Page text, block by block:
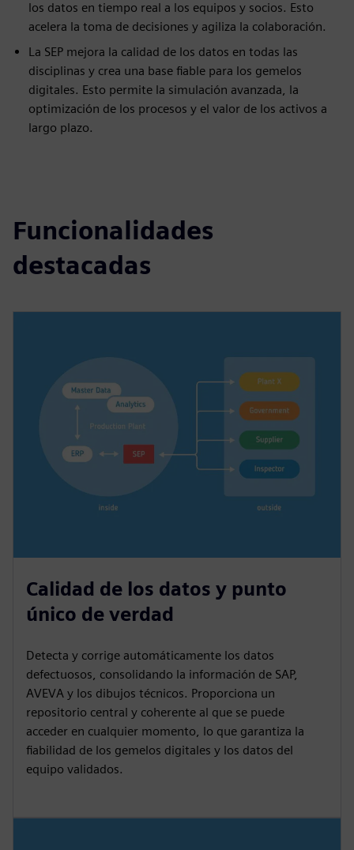
los datos en tiempo real a los equipos y socios. Esto
acelera la toma de decisiones y agiliza la colaboración.
La SEP mejora la calidad de los datos en todas las
disciplinas y crea una base fiable para los gemelos
digitales. Esto permite la simulación avanzada, la
optimización de los procesos y el valor de los activos a
largo plazo.
Funcionalidades
destacadas
Calidad de los datos y punto
único de verdad
Detecta y corrige automáticamente los datos
defectuosos, consolidando la información de SAP,
AVEVA y los dibujos técnicos. Proporciona un
repositorio central y coherente al que se puede
acceder en cualquier momento, lo que garantiza la
fiabilidad de los gemelos digitales y los datos del
equipo validados.